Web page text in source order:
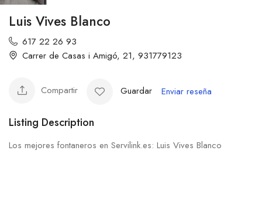
Luis Vives Blanco
617 22 26 93
Carrer de Casas i Amigó, 21, 931779123
Compartir Guardar Enviar reseña
Listing Description
Los mejores fontaneros en Servilink.es: Luis Vives Blanco